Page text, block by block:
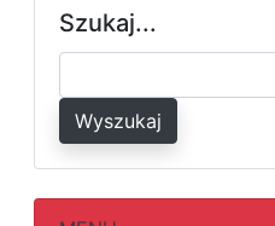
Szukaj...
Wyszukaj